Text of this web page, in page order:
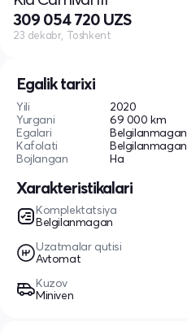
Egalik tarixi
Yili
2020
Yurgani
69 000 km
Egalari
Belgilanmagan
Kafolati
Belgilanmagan
Bojlangan
Ha
Xarakteristikalari
Komplektatsiya
Belgilanmagan
Uzatmalar qutisi
Avtomat
Kuzov
Miniven
309 054 720 UZS
23 dekabr, Toshkent